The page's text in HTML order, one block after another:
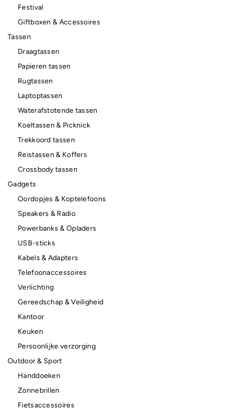
Festival
Giftboxen & Accessoires
Tassen
Draagtassen
Papieren tassen
Rugtassen
Laptoptassen
Waterafstotende tassen
Koeltassen & Picknick
Trekkoord tassen
Reistassen & Koffers
Crossbody tassen
Gadgets
Oordopjes & Koptelefoons
Speakers & Radio
Powerbanks & Opladers
USB-sticks
Kabels & Adapters
Telefoonaccessoires
Verlichting
Gereedschap & Veiligheid
Kantoor
Keuken
Persoonlijke verzorging
Outdoor & Sport
Handdoeken
Zonnebrillen
Fietsaccessoires